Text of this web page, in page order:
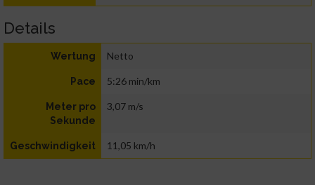
Details
Wertung Netto
Pace 5:26 min/km
Meter pro
Sekunde
3,07 m/s
Geschwindigkeit 11,05 km/h